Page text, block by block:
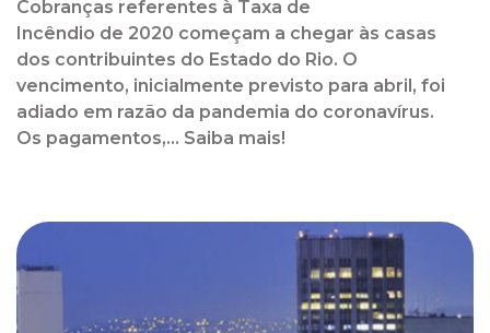
Cobranças referentes à Taxa de
Incêndio de 2020 começam a chegar às casas
dos contribuintes do Estado do Rio. O
vencimento, inicialmente previsto para abril, foi
adiado em razão da pandemia do coronavírus.
Os pagamentos,... Saiba mais!